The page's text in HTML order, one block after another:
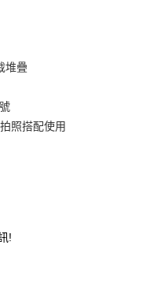
商業銀行
商業銀行
國際商業銀行
商業銀行
（台灣）商業銀行
堆疊
照搭配使用
!